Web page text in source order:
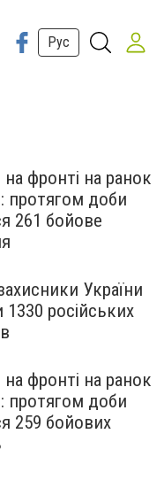
Рус
на фронті на ранок
протягом доби
261 бойове
України
російських
на фронті на ранок
протягом доби
259 бойових